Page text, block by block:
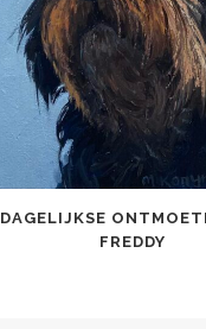
DAGELIJKSE
FREDDY